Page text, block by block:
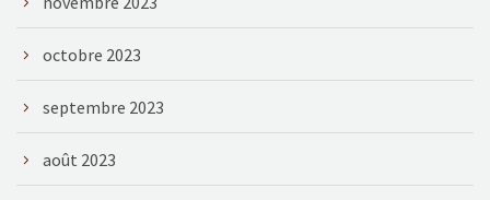
octobre 2023
septembre 2023
août 2023